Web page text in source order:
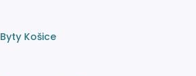
Byty Košice